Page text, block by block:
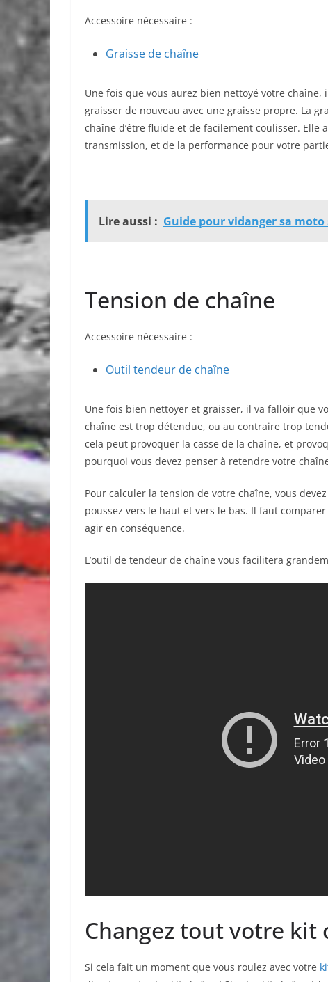
Accessoire nécessaire :
Graisse de chaîne
Une fois que vous aurez bien nettoyé votre chaîne,
graisser de nouveau avec une graisse propre. La
chaîne d’être fluide et de facilement coulisser. Elle
transmission, et de la performance pour votre
Lire aussi : Guide pour vidanger sa moto
Tension de chaîne
Accessoire nécessaire :
Outil tendeur de chaîne
Une fois bien nettoyer et graisser, il va falloir que
chaîne est trop détendue, ou au contraire trop
cela peut provoquer la casse de la chaîne, et
pourquoi vous devez penser à retendre votre
Pour calculer la tension de votre chaîne, vous
poussez vers le haut et vers le bas. Il faut
agir en conséquence.
L’outil de tendeur de chaîne vous facilitera
Changez tout votre kit
Si cela fait un moment que vous roulez avec votre